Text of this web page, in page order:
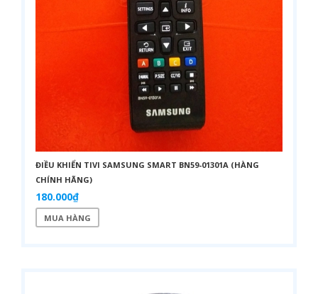
ĐIỀU KHIỂN TIVI SAMSUNG SMART BN59-01301A (HÀNG
CHÍNH HÃNG)
180.000₫
MUA HÀNG